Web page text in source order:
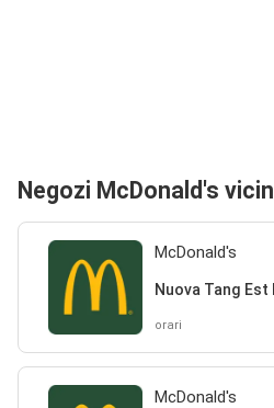
Negozi McDonald's
McDonald's
Nuova Tang Est
orari
McDonald's